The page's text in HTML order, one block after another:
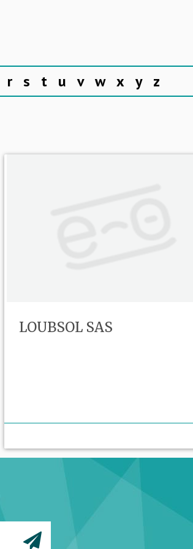
r s t u v w x y z
LOUBSOL SAS